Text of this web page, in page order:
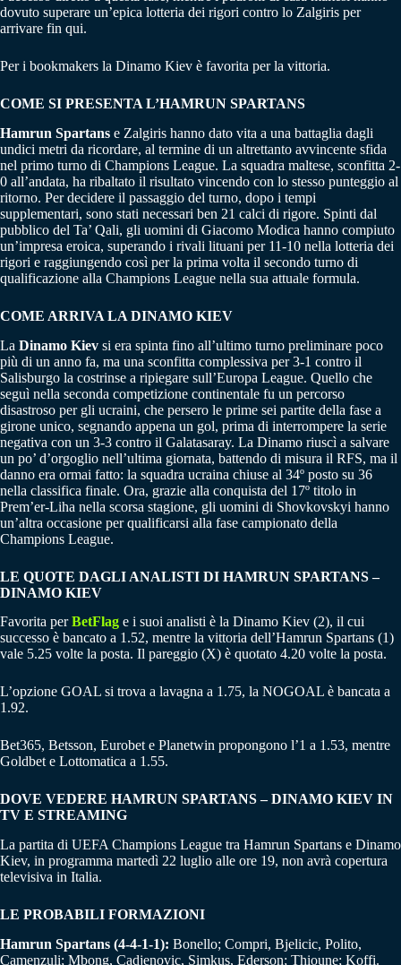
dovuto superare un’epica lotteria dei rigori contro lo Zalgiris per
arrivare fin qui.
Per i bookmakers la Dinamo Kiev è favorita per la vittoria.
COME SI PRESENTA L’HAMRUN SPARTANS
Hamrun Spartans e Zalgiris hanno dato vita a una battaglia dagli
undici metri da ricordare, al termine di un altrettanto avvincente sfida
nel primo turno di Champions League. La squadra maltese, sconfitta 2-
0 all’andata, ha ribaltato il risultato vincendo con lo stesso punteggio al
ritorno. Per decidere il passaggio del turno, dopo i tempi
supplementari, sono stati necessari ben 21 calci di rigore. Spinti dal
pubblico del Ta’ Qali, gli uomini di Giacomo Modica hanno compiuto
un’impresa eroica, superando i rivali lituani per 11-10 nella lotteria dei
rigori e raggiungendo così per la prima volta il secondo turno di
qualificazione alla Champions League nella sua attuale formula.
COME ARRIVA LA DINAMO KIEV
La Dinamo Kiev si era spinta fino all’ultimo turno preliminare poco
più di un anno fa, ma una sconfitta complessiva per 3-1 contro il
Salisburgo la costrinse a ripiegare sull’Europa League. Quello che
seguì nella seconda competizione continentale fu un percorso
disastroso per gli ucraini, che persero le prime sei partite della fase a
girone unico, segnando appena un gol, prima di interrompere la serie
negativa con un 3-3 contro il Galatasaray. La Dinamo riuscì a salvare
un po’ d’orgoglio nell’ultima giornata, battendo di misura il RFS, ma il
danno era ormai fatto: la squadra ucraina chiuse al 34º posto su 36
nella classifica finale. Ora, grazie alla conquista del 17º titolo in
Prem’er-Liha nella scorsa stagione, gli uomini di Shovkovskyi hanno
un’altra occasione per qualificarsi alla fase campionato della
Champions League.
LE QUOTE DAGLI ANALISTI DI HAMRUN SPARTANS –
DINAMO KIEV
Favorita perBetFlag e i suoi analisti è la Dinamo Kiev (2), il cui
successo è bancato a 1.52, mentre la vittoria dell’Hamrun Spartans (1)
vale 5.25 volte la posta. Il pareggio (X) è quotato 4.20 volte la posta.
L’opzione GOAL si trova a lavagna a 1.75, la NOGOAL è bancata a
1.92.
Bet365, Betsson, Eurobet e Planetwin propongono l’1 a 1.53, mentre
Goldbet e Lottomatica a 1.55.
DOVE VEDERE HAMRUN SPARTANS – DINAMO KIEV IN
TV E STREAMING
La partita di UEFA Champions League tra Hamrun Spartans e Dinamo
Kiev, in programma martedì 22 luglio alle ore 19, non avrà copertura
televisiva in Italia.
LE PROBABILI FORMAZIONI
Hamrun Spartans (4-4-1-1): Bonello; Compri, Bjelicic, Polito,
Camenzuli; Mbong, Cadjenovic, Simkus, Ederson; Thioune; Koffi.